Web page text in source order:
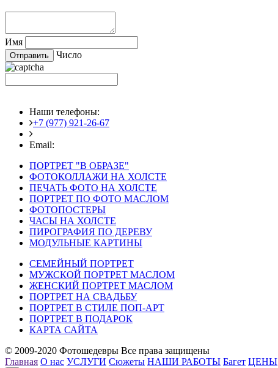
Имя
Число
Наши телефоны:
+7 (977) 921-26-67
Email:
ПОРТРЕТ "В ОБРАЗЕ"
ФОТОКОЛЛАЖИ НА ХОЛСТЕ
ПЕЧАТЬ ФОТО НА ХОЛСТЕ
ПОРТРЕТ ПО ФОТО МАСЛОМ
ФОТОПОСТЕРЫ
ЧАСЫ НА ХОЛСТЕ
ПИРОГРАФИЯ ПО ДЕРЕВУ
МОДУЛЬНЫЕ КАРТИНЫ
СЕМЕЙНЫЙ ПОРТРЕТ
МУЖСКОЙ ПОРТРЕТ МАСЛОМ
ЖЕНСКИЙ ПОРТРЕТ МАСЛОМ
ПОРТРЕТ НА СВАДЬБУ
ПОРТРЕТ В СТИЛЕ ПОП-АРТ
ПОРТРЕТ В ПОДАРОК
КАРТА САЙТА
© 2009-2020 Фотошедевры Все права защищены
Главная О нас УСЛУГИ Сюжеты НАШИ РАБОТЫ Багет ЦЕНЫ